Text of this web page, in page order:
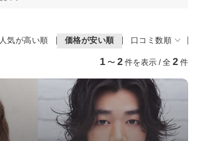
人気が高い順 価格が安い順 口コミ数順
1 〜 2 件を表示 / 全 2 件